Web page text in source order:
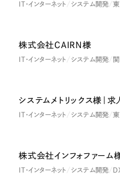
IT・インターネット システム開発
株式会社CAIRN様
IT・インターネット システム開発
システムメトリックス様｜求
IT・インターネット システム開発
株式会社インフォファーム
IT・インターネット システム開発